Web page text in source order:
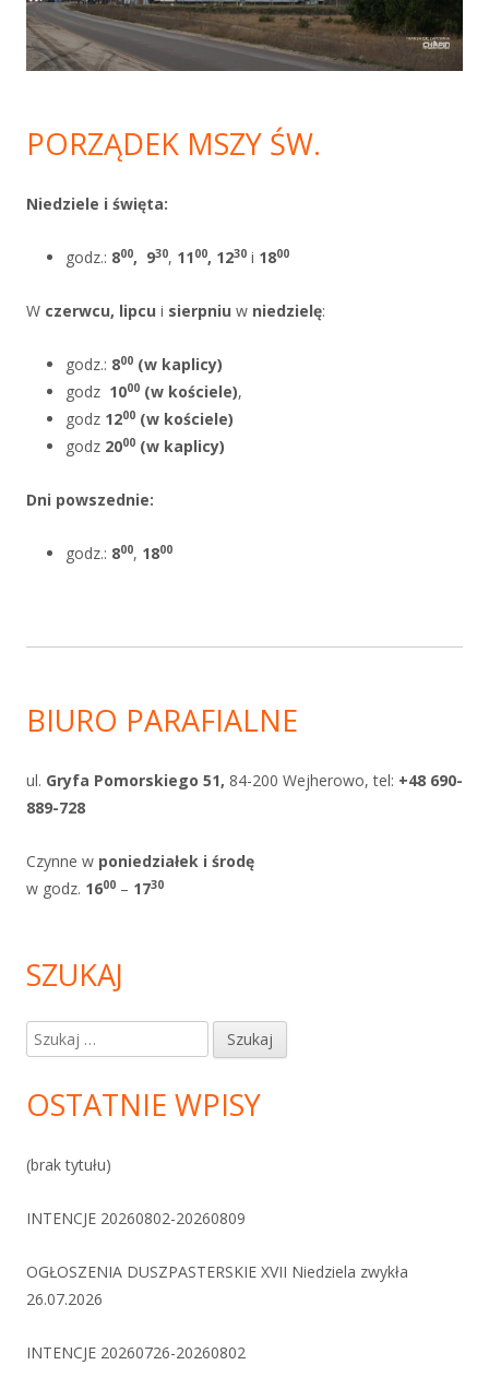
PORZĄDEK MSZY ŚW.
Niedziele i święta:
godz.: 800, 930, 11 00, 1230 i 1800
W czerwcu, lipcu i sierpniu w niedzielę:
godz.: 800 (w kaplicy)
godz 1000 (w kościele),
godz 1200 (w kościele)
godz 2000 (w kaplicy)
Dni powszednie:
godz.: 800, 1800
BIURO PARAFIALNE
ul. Gryfa Pomorskiego 51, 84-200 Wejherowo, tel: +48 690-
889-728
Czynne w poniedziałek i środę
w godz. 1600 – 1730
SZUKAJ
Szukaj:
OSTATNIE WPISY
(brak tytułu)
INTENCJE 20260802-20260809
OGŁOSZENIA DUSZPASTERSKIE XVII Niedziela zwykła
26.07.2026
INTENCJE 20260726-20260802